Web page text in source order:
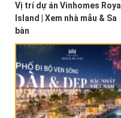
Vị trí dự án Vinhomes Royal
Island | Xem nhà mẫu & Sa
bàn